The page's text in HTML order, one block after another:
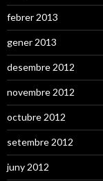
febrer 2013
gener 2013
desembre 2012
novembre 2012
octubre 2012
setembre 2012
juny 2012